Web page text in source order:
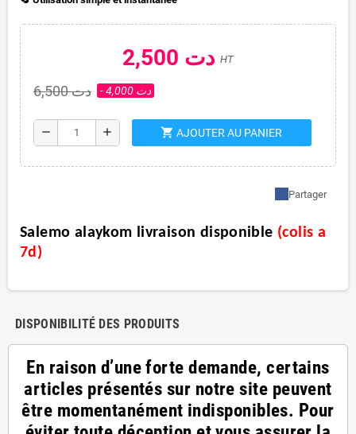
HT
6,500 دت - 4,000 دت
remove add shopping_cart AJOUTER AU PANIER
Partager
Salemo alaykom livraison disponible (colis a
7d )
DISPONIBILITÉ DES PRODUITS
En raison d’une forte demande, certains
articles présentés sur notre site peuvent
être momentanément indisponibles. Pour